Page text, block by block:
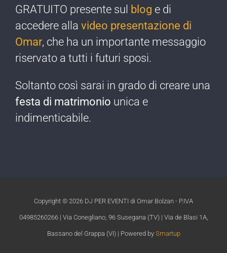
GRATUITO presente sul blog e di
accedere alla video presentazione di
Omar, che ha un importante messaggio
riservato a tutti i futuri sposi.
Soltanto così sarai in grado di creare una
festa di matrimonio unica e
indimenticabile.​
Copyright © 2026 DJ PER EVENTI di Omar Bolzan - P.IVA
04985260266 | Via Conegliano, 96 Susegana (TV) | Via de Blasi 1A,
Bassano del Grappa (VI) | Powered by Smartup